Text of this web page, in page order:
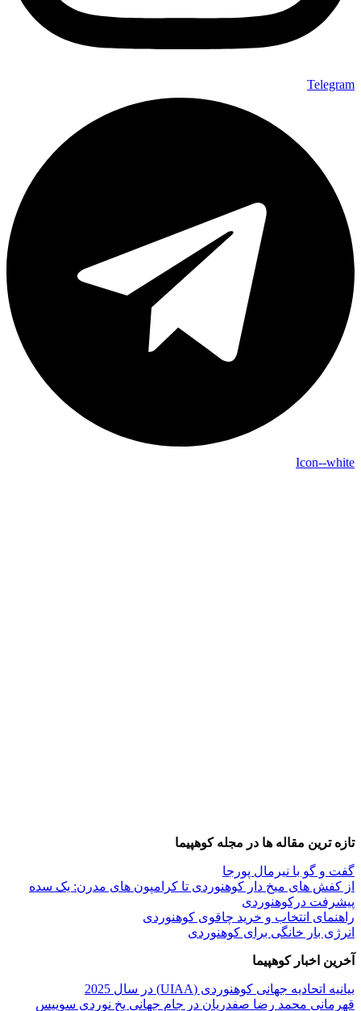
Telegram
Icon--white
تازه ترین مقاله ها در مجله کوهپیما
گفت و گو با نیرمال پورجا
از کفش های میخ دار کوهنوردی تا کرامپون های مدرن: یک سده
پیشرفت درکوهنوردی
راهنمای انتخاب و خرید چاقوی کوهنوردی
انرژی بار خانگی برای کوهنوردی
آخرین اخبار کوهپیما
بیانیه اتحادیه جهانی کوهنوردی (UIAA) در سال 2025
قهرمانی محمد رضا صفدریان در جام جهانی یخ نوردی سوییس